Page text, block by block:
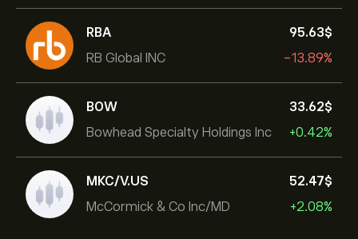
RBA
RB Global INC
95.63‎$‎
-13.89%
BOW
Bowhead Specialty Holdings Inc
33.62‎$‎
+0.42%
MKC/V.US
McCormick & Co Inc/MD
52.47‎$‎
+2.08%